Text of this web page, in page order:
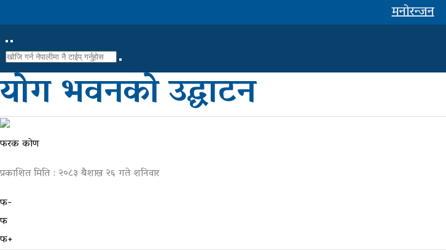
स्वास्थ्य
साहित्य
भिडियो
ग्यालरी
मनोरन्जन
योग भवनको उद्घाटन
फरक कोण
प्रकाशित मिति : २०८३ बैशाख २६ गते शनिवार
फ-
फ
फ+